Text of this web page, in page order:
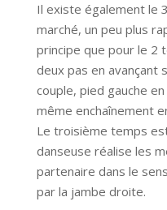
Il existe également le
marché, un peu plus
principe que pour le 2
deux pas en avançant
couple, pied gauche
même enchaînement
Le troisième temps
danseuse réalise les
partenaire dans le
par la jambe droite.